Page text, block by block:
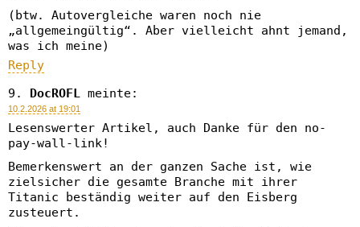
(btw. Autovergleiche waren noch nie
„allgemeingültig“. Aber vielleicht ahnt jemand,
was ich meine)
Reply
DocROFL meinte:
10.2.2026 at 19:01
Lesenswerter Artikel, auch Danke für den no-
pay-wall-link!
Bemerkenswert an der ganzen Sache ist, wie
zielsicher die gesamte Branche mit ihrer
Titanic beständig weiter auf den Eisberg
zusteuert.